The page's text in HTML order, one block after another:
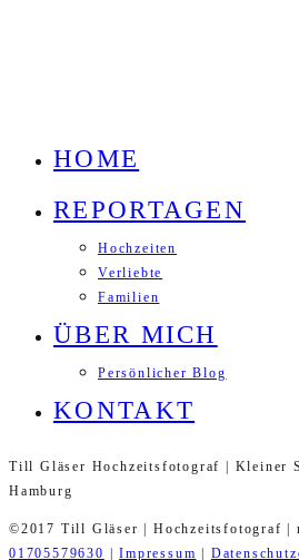
HOME
REPORTAGEN
Hochzeiten
Verliebte
Familien
ÜBER MICH
Persönlicher Blog
KONTAKT
Till Gläser Hochzeitsfotograf | Kleiner
Hamburg
©2017 Till Gläser | Hochzeitsfotograf |
01705579630
|Impressum